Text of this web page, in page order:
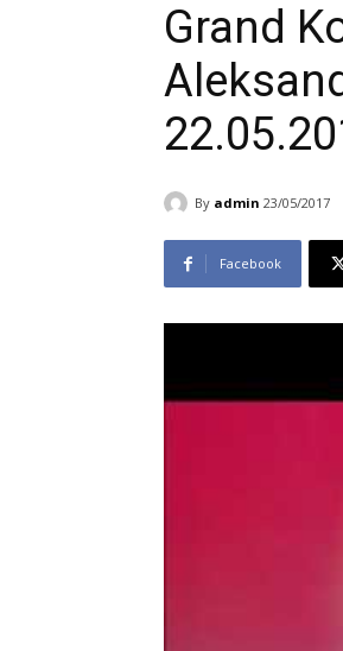
Grand
By admin 23/05/2017
Facebook